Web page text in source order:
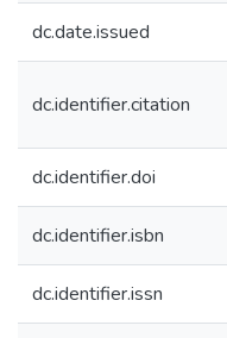
dc.date.issued
dc.identifier.citation
dc.identifier.doi
dc.identifier.isbn
dc.identifier.issn